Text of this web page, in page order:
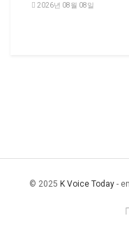
2026년 08월 08일
© 2025 K Voice Today-